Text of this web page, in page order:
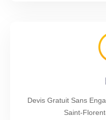
Devis Gratuit Sans
Saint-